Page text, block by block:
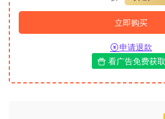
立即购买
申请退款
看广告免费获取